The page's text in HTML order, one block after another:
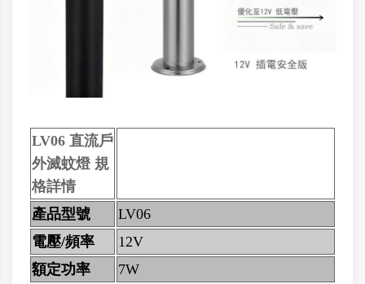
LV06 直流戶
外滅蚊燈 規
格詳情
產品型號
LV06
電壓/頻率
12V
額定功率
7W